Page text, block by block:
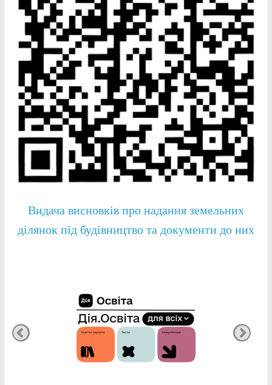
Видача висновків про надання земельних
ділянок під будівництво та документи до них